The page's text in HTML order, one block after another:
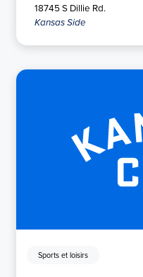
18745 S Dillie Rd.
Kansas Side
Sports et loisirs